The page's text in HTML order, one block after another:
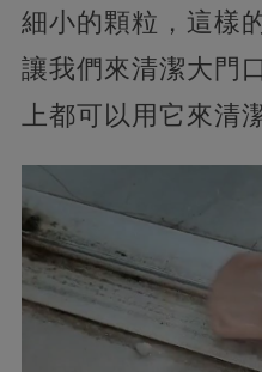
細小的顆粒，這樣
讓我們來清潔大門
上都可以用它來清